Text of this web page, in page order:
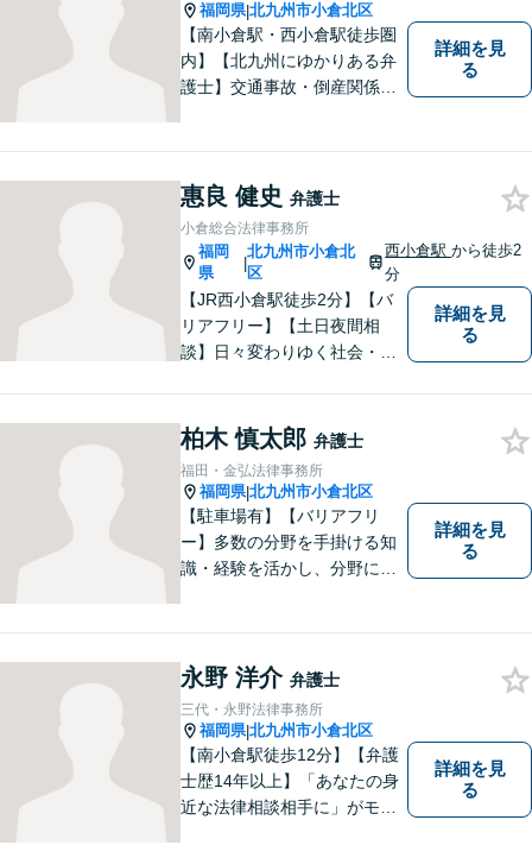
談下さい。
福岡県|北九州市小倉北区
【南小倉駅・西小倉駅徒歩圏
内】【北九州にゆかりある弁
護士】交通事故・倒産関係・
本質把握から解決に至るまで
懇切丁寧に対応します！【宅
建士資格あり】
詳細を見
る
惠良 健史 弁護士
小倉総合法律事務所
福岡
県
|
北九州市小倉北
区
西小倉駅から徒歩2
分
【JR西小倉駅徒歩2分】【バ
リアフリー】【土日夜間相
談】日々変わりゆく社会・法
だける良質なサービスを提供
できるよう日々研鑽に努めて
まいります。お気軽にご相談
ください。
詳細を見
る
柏木 慎太郎 弁護士
福田・金弘法律事務所
福岡県|北九州市小倉北区
【駐車場有】【バリアフリ
ー】多数の分野を手掛ける知
識・経験を活かし、分野にと
を提供致します。メール相談
やビデオ面談にも柔軟に対応
しております。 まずは、ご相
談ください。
詳細を見
る
永野 洋介 弁護士
三代・永野法律事務所
福岡県|北九州市小倉北区
【南小倉駅徒歩12分】【弁護
士歴14年以上】「あなたの身
近な法律相談相手に」がモッ
詳細を見
る